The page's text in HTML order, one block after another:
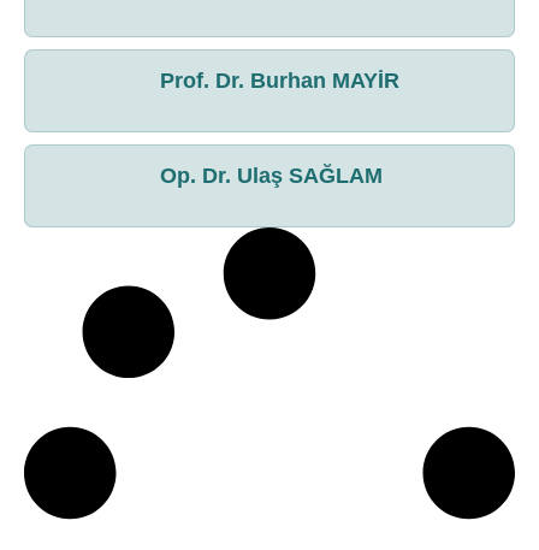
Prof. Dr. Burhan MAYİR
Op. Dr. Ulaş SAĞLAM